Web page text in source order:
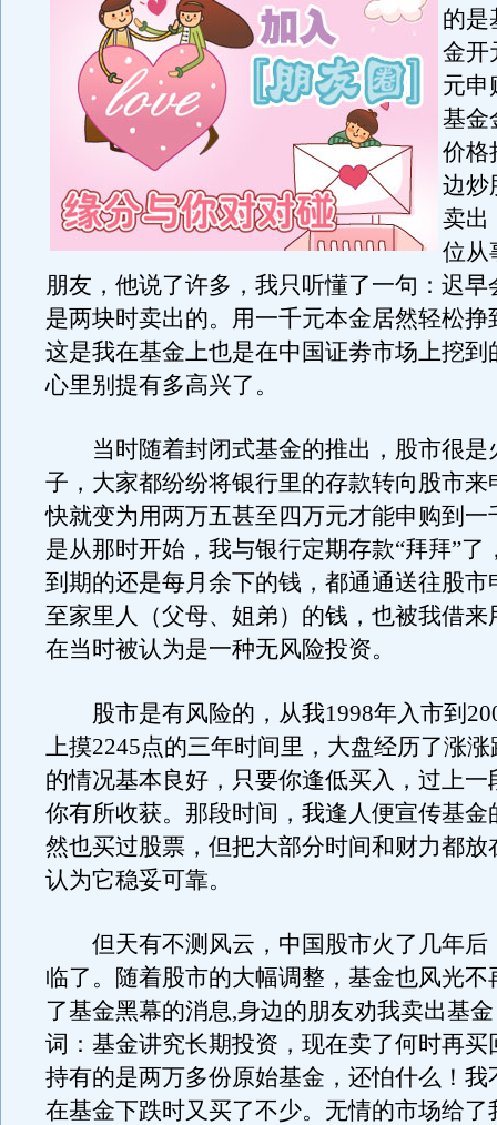
的是
金开
元申
基金
价格
边炒
卖出
位从
朋友，他说了许多，我只听懂了一句：迟早
是两块时卖出的。用一千元本金居然轻松挣
这是我在基金上也是在中国证劵市场上挖到
心里别提有多高兴了。
当时随着封闭式基金的推出，股市很是
子，大家都纷纷将银行里的存款转向股市来
快就变为用两万五甚至四万元才能申购到一
是从那时开始，我与银行定期存款“拜拜”了
到期的还是每月余下的钱，都通通送往股市
至家里人（父母、姐弟）的钱，也被我借来
在当时被认为是一种无风险投资。
股市是有风险的，从我1998年入市到
上摸2245点的三年时间里，大盘经历了涨
的情况基本良好，只要你逢低买入，过上一
你有所收获。那段时间，我逢人便宣传基金
然也买过股票，但把大部分时间和财力都放
认为它稳妥可靠。
但天有不测风云，中国股市火了几年后
临了。随着股市的大幅调整，基金也风光不
了基金黑幕的消息,身边的朋友劝我卖出基
词：基金讲究长期投资，现在卖了何时再买
持有的是两万多份原始基金，还怕什么！我
在基金下跌时又买了不少。无情的市场给了